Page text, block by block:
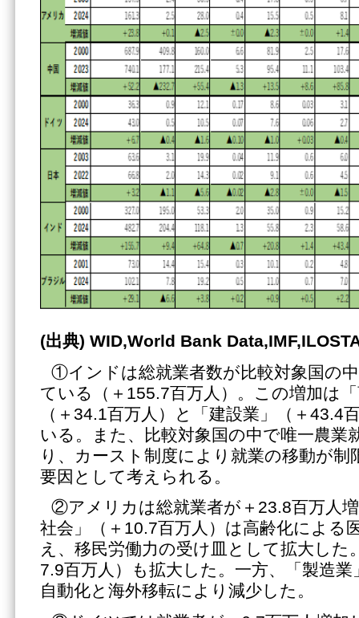
(出典) WID,World Bank
①インドは総就業者数が比較対象国の
ている（＋155.7百万人）。この増加は
（＋34.1百万人）と「建設業」（＋43.4
いる。また、比較対象国の中で唯一農業
り、カースト制度により就業の移動が
要因として考えられる。
②アメリカは総就業者が＋23.8百万人
社会」（＋10.7百万人）は高齢化による
え、移民労働力の受け皿として拡大した
7.9百万人）も拡大した。一方、「製造
自動化と海外移転により減少した。